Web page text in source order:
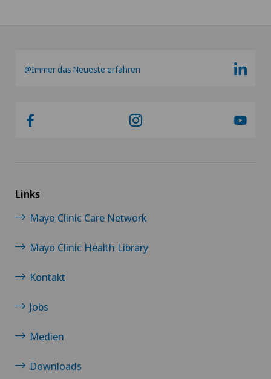
@Immer das Neueste erfahren
Links
Mayo Clinic Care Network
Mayo Clinic Health Library
Kontakt
Jobs
Medien
Downloads